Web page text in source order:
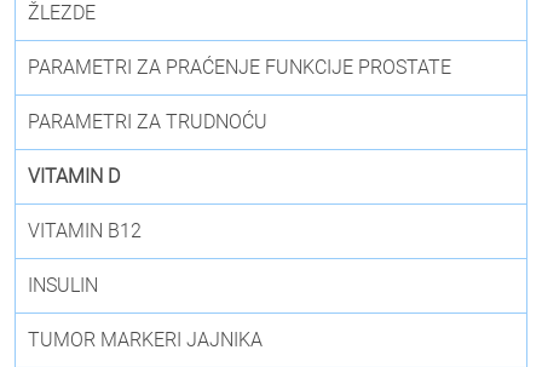
ŽLEZDE
PARAMETRI ZA PRAĆENJE FUNKCIJE PROSTATE
PARAMETRI ZA TRUDNOĆU
VITAMIN D
VITAMIN B12
INSULIN
TUMOR MARKERI JAJNIKA